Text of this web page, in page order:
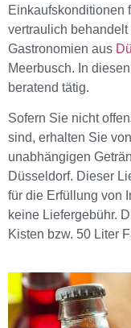
Einkaufskonditionen
vertraulich
Gastronomien aus
Meerbusch. In
beratend tätig.
Sofern Sie nicht
sind, erhalten Sie
unabhängigen
Düsseldorf. Dieser
für die Erfüllung von
keine Liefergebühr.
Kisten bzw. 50 Liter